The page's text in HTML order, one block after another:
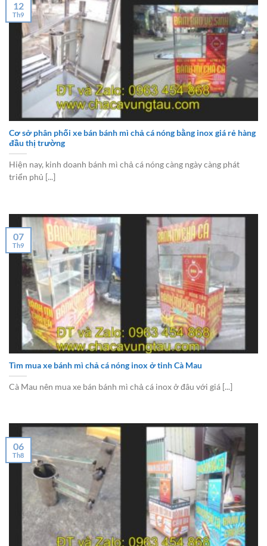
Cơ sở phân phối xe bán bánh mì chả cá nóng bằng inox giá rẻ hàng
đầu thị trường
Hiện nay, kinh doanh bánh mì chả cá nóng càng ngày càng phát
triển phủ [...]
12
Th9
Tìm mua xe bánh mì chả cá nóng inox ở tinh Cà Mau
Cà Mau nên mua xe bán bánh mì chả cá inox ở đâu với giá [...]
07
Th9
06
Th8